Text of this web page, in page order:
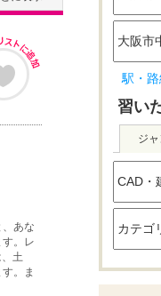
あな
。レ
土
。ま
駅・
習い
ジ